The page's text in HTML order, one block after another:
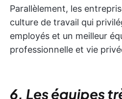
Parallèlement, les
culture de travail qui
employés et un meilleur
professionnelle et vie
6. Les équipes